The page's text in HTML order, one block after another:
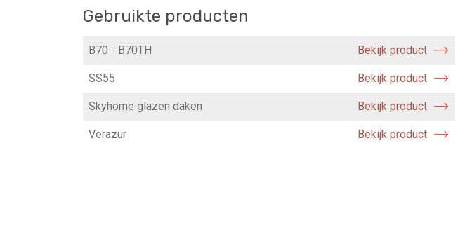
Gebruikte producten
B70 - B70TH Bekijk product
SS55 Bekijk product
Skyhome glazen daken Bekijk product
Verazur Bekijk product